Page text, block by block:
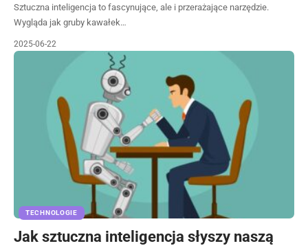
Sztuczna inteligencja to fascynujące, ale i przerażające narzędzie.
Wygląda jak gruby kawałek…
2025-06-22
TECHNOLOGIE
Jak sztuczna inteligencja słyszy naszą